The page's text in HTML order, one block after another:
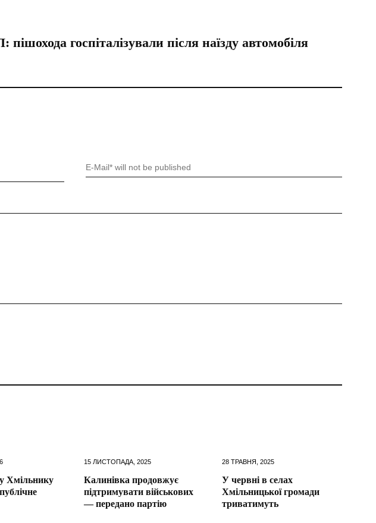
госпіталізували після наїзду автомобіля
Хмільнику
15 ЛИСТОПАДА, 2025
Калинівка продовжує
підтримувати військових
— передано партію
28 ТРАВНЯ, 2025
У червні в селах
Хмільницької громади
триватимуть